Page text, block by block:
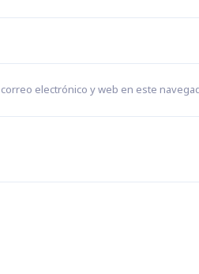
electrónico y web en este